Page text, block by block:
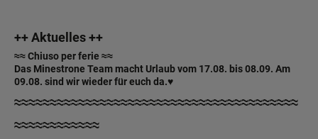
++ Aktuelles ++
≈≈ Chiuso per ferie ≈≈
Das Minestrone Team macht Urlaub vom 17.08. bis 08.09. Am
09.08. sind wir wieder für euch da.♥
≈≈≈≈≈≈≈≈≈≈≈≈≈≈≈≈≈≈≈≈≈≈≈≈≈≈≈≈≈≈≈≈≈≈≈≈≈≈≈≈
≈≈≈≈≈≈≈≈≈≈≈≈